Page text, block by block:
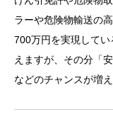
ラーや危険物輸送の
700万円を実現して
えますが、その分「
などのチャンスが増